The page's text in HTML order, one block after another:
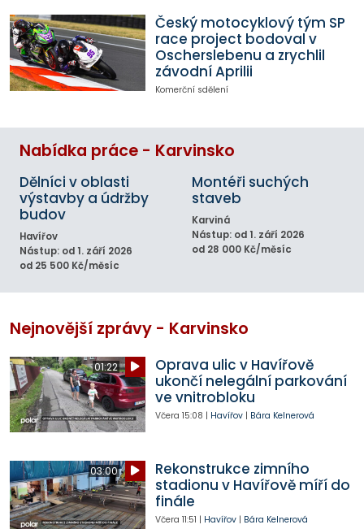
Český motocyklový tým SP
race project bodoval v
Oscherslebenu a zrychlil
závodní Aprilii
Komerční sdělení
Nabídka práce - Karvinsko
Dělníci v oblasti
výstavby a údržby
budov
Havířov
Nástup: od 1. září 2026
od 25 500 Kč/měsíc
Montéři suchých
staveb
Karviná
Nástup: od 1. září 2026
od 28 000 Kč/měsíc
Nejnovější zprávy - Karvinsko
01:22
Oprava ulic v Havířově
ukončí nelegální parkování
ve vnitrobloku
Včera 15:08 | Havířov| Bára Kelnerová
03:00
Rekonstrukce zimního
stadionu v Havířově míří do
finále
Včera 11:51 | Havířov| Bára Kelnerová